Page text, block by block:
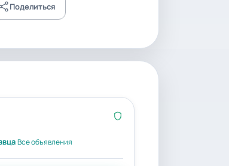
Поделиться
Все объявления